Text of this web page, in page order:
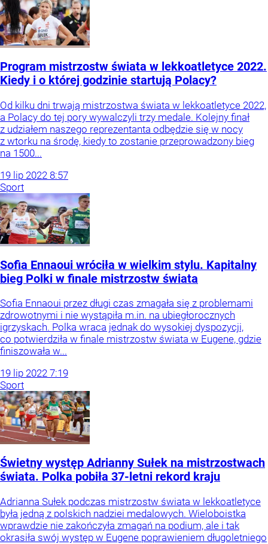
Program mistrzostw świata w lekkoatletyce 2022.
Kiedy i o której godzinie startują Polacy?
Od kilku dni trwają mistrzostwa świata w lekkoatletyce 2022,
a Polacy do tej pory wywalczyli trzy medale. Kolejny finał
z udziałem naszego reprezentanta odbędzie się w nocy
z wtorku na środę, kiedy to zostanie przeprowadzony bieg
na 1500...
19 lip 2022 8:57
Sport
Sofia Ennaoui wróciła w wielkim stylu. Kapitalny
bieg Polki w finale mistrzostw świata
Sofia Ennaoui przez długi czas zmagała się z problemami
zdrowotnymi i nie wystąpiła m.in. na ubiegłorocznych
igrzyskach. Polka wraca jednak do wysokiej dyspozycji,
co potwierdziła w finale mistrzostw świata w Eugene, gdzie
finiszowała w...
19 lip 2022 7:19
Sport
Świetny występ Adrianny Sułek na mistrzostwach
świata. Polka pobiła 37-letni rekord kraju
Adrianna Sułek podczas mistrzostw świata w lekkoatletyce
była jedną z polskich nadziei medalowych. Wieloboistka
wprawdzie nie zakończyła zmagań na podium, ale i tak
okrasiła swój występ w Eugene poprawieniem długoletniego